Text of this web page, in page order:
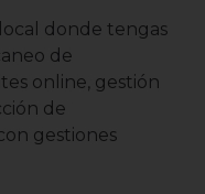
donde tengas
de
online, gestión
de
gestiones